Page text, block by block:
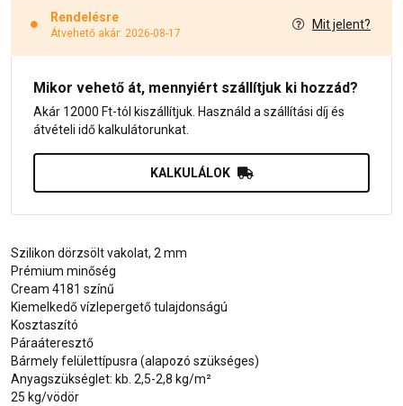
Rendelésre
Átvehető akár: 2026-08-17
Mit jelent?
Mikor vehető át, mennyiért szállítjuk ki hozzád?
Akár 12000 Ft-tól kiszállítjuk. Használd a szállítási díj és
átvételi idő kalkulátorunkat.
KALKULÁLOK
Szilikon dörzsölt vakolat, 2 mm
Prémium minőség
Cream 4181 színű
Kiemelkedő vízlepergető tulajdonságú
Kosztaszító
Páraáteresztő
Bármely felülettípusra (alapozó szükséges)
Anyagszükséglet: kb. 2,5-2,8 kg/m²
25 kg/vödör